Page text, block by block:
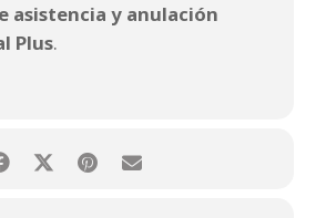
asistencia y anulación
Plus.